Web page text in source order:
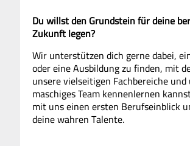
Du willst den Grund­stein für deine
Zukunft legen?
Wir unter­stützen dich gerne dabei,
oder eine Aus­bildung zu finden, mit
unsere viel­seitigen Fach­bereiche
maschiges Team kennen­lernen
mit uns einen ersten Berufs­einblick
deine wahren Talente.